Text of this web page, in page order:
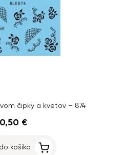
čipky a kvetov – 874
0,50 €
košíka